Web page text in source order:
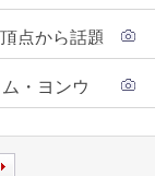
点から話題
・ヨンウ